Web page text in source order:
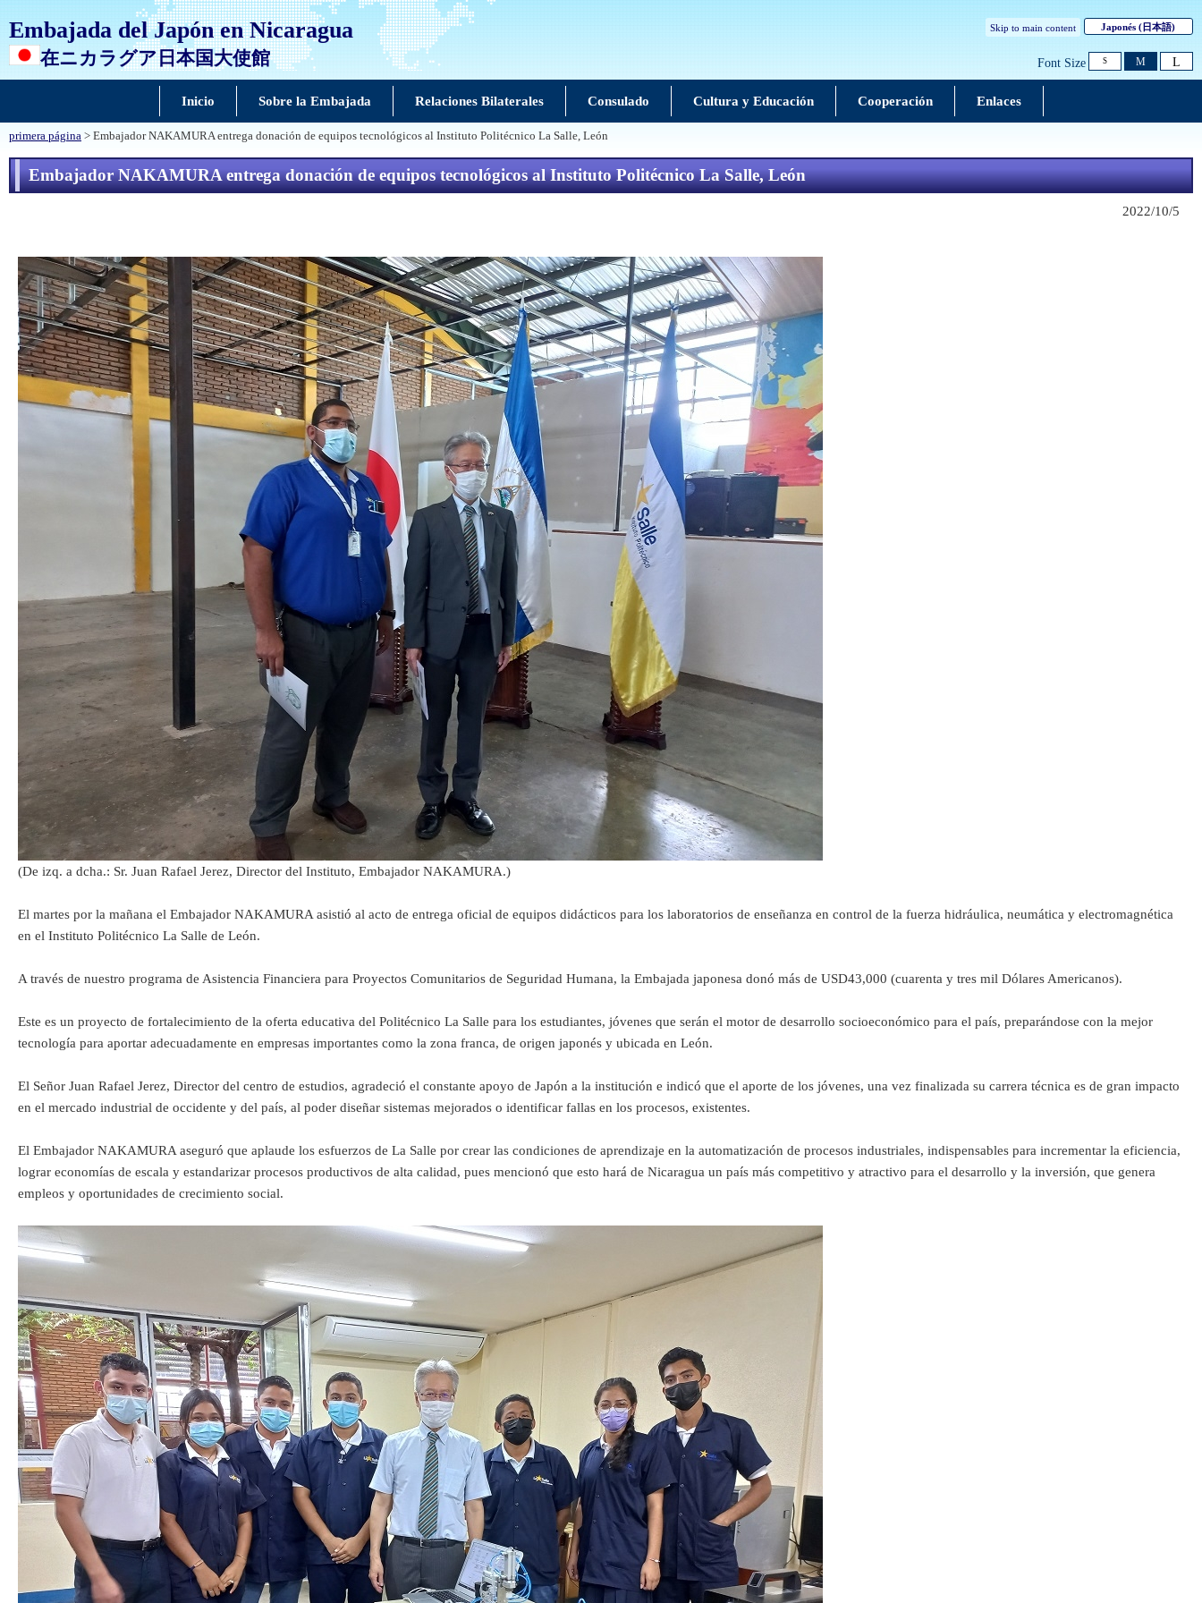
Embajada del Japón en Nicaragua
在ニカラグア日本国大使館
Skip to main content Japonés(日本語)
Font Size S M L
Inicio Sobre la Embajada Relaciones Bilaterales Consulado Cultura y Educación Cooperación Enlaces
primera página > Embajador NAKAMURA entrega donación de equipos tecnológicos al Instituto Politécnico La Salle, León
Embajador NAKAMURA entrega donación de equipos tecnológicos al Instituto Politécnico La Salle, León
2022/10/5
(De izq. a dcha.: Sr. Juan Rafael Jerez, Director del Instituto, Embajador NAKAMURA.)
El martes por la mañana el Embajador NAKAMURA asistió al acto de entrega oficial de equipos didácticos para los laboratorios de enseñanza en control de la fuerza hidráulica, neumática y electromagnética
en el Instituto Politécnico La Salle de León.
A través de nuestro programa de Asistencia Financiera para Proyectos Comunitarios de Seguridad Humana, la Embajada japonesa donó más de USD43,000 (cuarenta y tres mil Dólares Americanos).
Este es un proyecto de fortalecimiento de la oferta educativa del Politécnico La Salle para los estudiantes, jóvenes que serán el motor de desarrollo socioeconómico para el país, preparándose con la mejor
tecnología para aportar adecuadamente en empresas importantes como la zona franca, de origen japonés y ubicada en León.
El Señor Juan Rafael Jerez, Director del centro de estudios, agradeció el constante apoyo de Japón a la institución e indicó que el aporte de los jóvenes, una vez finalizada su carrera técnica es de gran impacto
en el mercado industrial de occidente y del país, al poder diseñar sistemas mejorados o identificar fallas en los procesos, existentes.
El Embajador NAKAMURA aseguró que aplaude los esfuerzos de La Salle por crear las condiciones de aprendizaje en la automatización de procesos industriales, indispensables para incrementar la eficiencia,
lograr economías de escala y estandarizar procesos productivos de alta calidad, pues mencionó que esto hará de Nicaragua un país más competitivo y atractivo para el desarrollo y la inversión, que genera
empleos y oportunidades de crecimiento social.